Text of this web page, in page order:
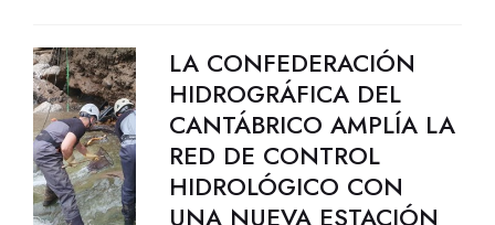
LA CONFEDERACIÓN
HIDROGRÁFICA DEL
CANTÁBRICO AMPLÍA LA
RED DE CONTROL
HIDROLÓGICO CON
UNA NUEVA ESTACIÓN